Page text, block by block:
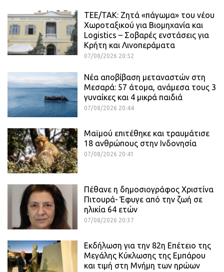
ΤΕΕ/ΤΑΚ: Ζητά «πάγωμα» του νέου
Χωροταξικού για Βιομηχανία και
Logistics – Σοβαρές ενστάσεις για
Κρήτη και Λινοπεράματα
07/08/2026 20:52
Νέα αποβίβαση μεταναστών στη
Μεσαρά: 57 άτομα, ανάμεσα τους 3
γυναίκες και 4 μικρά παιδιά
07/08/2026 20:44
Μαϊμού επιτέθηκε και τραυμάτισε
18 ανθρώπους στην Ινδονησία
07/08/2026 20:41
Πέθανε η δημοσιογράφος Χριστίνα
Πιτουρά- Έφυγε από την ζωή σε
ηλικία 64 ετών
07/08/2026 20:37
Εκδήλωση για την 82η Επέτειο της
Μεγάλης Κύκλωσης της Εμπάρου
και τιμή στη Μνήμη των ηρώων